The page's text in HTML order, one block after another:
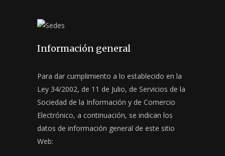
Información general
Para dar cumplimiento a lo establecido en la
Ley 34/2002, de 11 de Julio, de Servicios de la
Sociedad de la Información y de Comercio
Electrónico, a continuación, se indican los
datos de información general de este sitio
Web: